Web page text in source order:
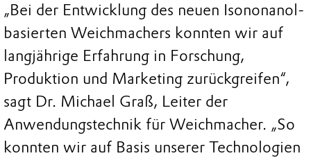
„Bei der Entwicklung des neuen Isononanol-
basierten Weichmachers konnten wir auf
langjährige Erfahrung in Forschung,
Produktion und Marketing zurückgreifen“,
sagt Dr. Michael Graß, Leiter der
Anwendungstechnik für Weichmacher. „So
konnten wir auf Basis unserer Technologien